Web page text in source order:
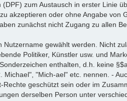
(DPF) zum Austausch in erster Linie
akzeptieren oder ohne Angabe von
zunächst nicht Zugang zu allen
Nutzername gewählt werden. Nicht
Politiker, Künstler usw. und
enthalten, d.h. keine
Michael", "Mich-ael" etc. nennen. -
Rechte geschützt sein oder im
derselben Person unter